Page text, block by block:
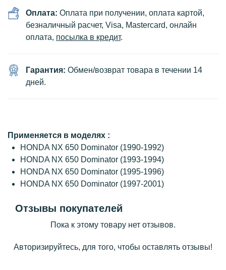
Оплата: Оплата при получении, оплата картой,
безналичный расчет, Visa, Mastercard, онлайн
оплата, посылка в кредит.
Гарантия: Обмен/возврат товара в течении 14
дней.
Применяется в моделях :
HONDA NX 650 Dominator (1990-1992)
HONDA NX 650 Dominator (1993-1994)
HONDA NX 650 Dominator (1995-1996)
HONDA NX 650 Dominator (1997-2001)
Отзывы покупателей
Пока к этому товару нет отзывов.
Авторизируйтесь, для того, чтобы оставлять отзывы!